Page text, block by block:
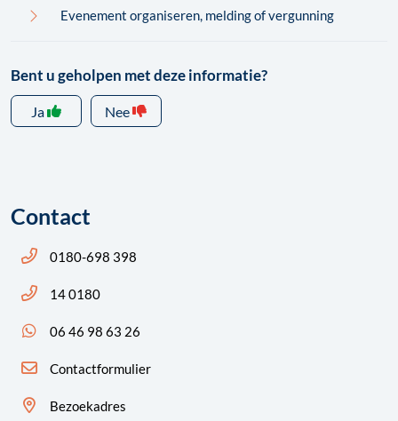
Evenement organiseren, melding of vergunning
Bent u geholpen met deze informatie?
Ja Nee
Contact
Bel ons: 14 0180
0180-698 398
Bel ons: 14 0180
14 0180
App ons: 06 46 98 63 26 (WhatsApp)
06 46 98 63 26
Contactformulier
Bezoekadres